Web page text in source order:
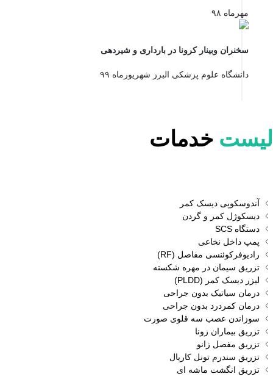
مهرماه ۹۸
سخنران وبینار کرونا در بارداری و شیردهی
دانشگاه علوم پزشکی البرز شهریورماه ۹۹
لیست خدمات
آندوسکوپی دیسک کمر
دیسکوژل کمر و گردن
دستگاه SCS
پمپ داخل نخاعی
رادیوفرکوئنسی مفاصل (RF)
تزریق سیمان در مهره شکسته
لیزر دیسک کمر (PLDD)
درمان سیاتیک بدون جراحی
درمان کمردرد بدون جراحی
سوزاندن عصب سه قلوی صورت
تزریق بیماران زونا
تزریق مفصل زانو
تزریق سندرم تونل کارپال
تزریق انگشت ماشه‌ ای